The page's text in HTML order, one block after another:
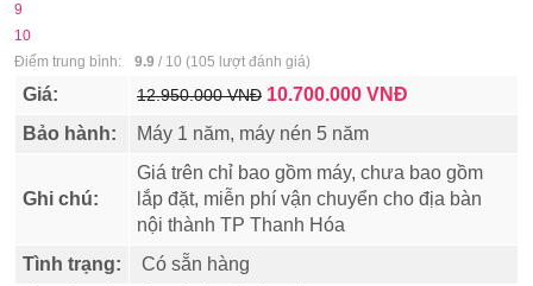
9
10
Điểm trung bình:
9.9 / 10 (105 lượt đánh giá)
Giá: 12.950.000 VNĐ 10.700.000 VNĐ
Bảo hành:
Máy 1 năm, máy nén 5 năm
Ghi chú:
Giá trên chỉ bao gồm máy, chưa bao gồm
lắp đặt, miễn phí vận chuyển cho địa bàn
nội thành TP Thanh Hóa
Tình trạng:
Có sẵn hàng